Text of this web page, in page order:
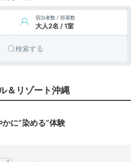
宿泊者数 / 部屋数
大人2名 / 1室
検索する
＆リゾート沖縄
に“染める”体験